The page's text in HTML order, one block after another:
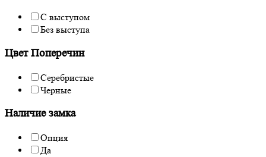
С выступом
Без выступа
Цвет Поперечин
Серебристые
Черные
Наличие замка
Опция
Да